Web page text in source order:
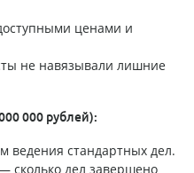
ценами и
не навязывали лишние
000 рублей):
ведения стандартных дел.
сколько дел завершено